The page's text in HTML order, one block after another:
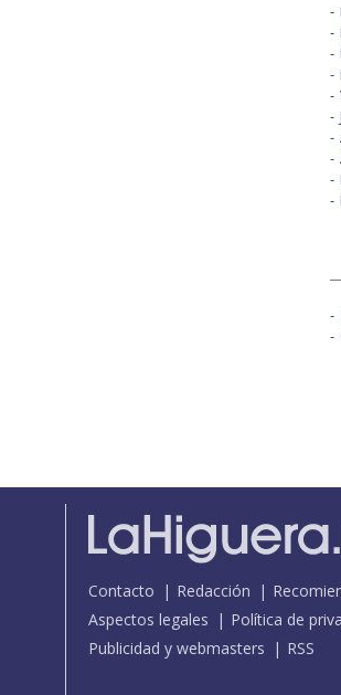
Contacto Redacción
Aspectos legales
Política de
Publicidad y webmasters
RSS